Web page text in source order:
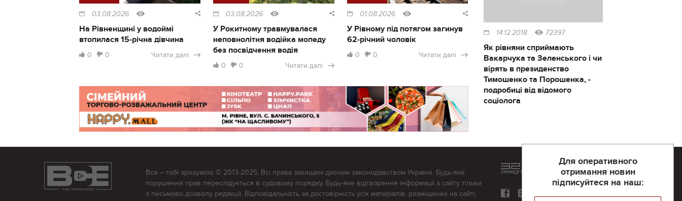
03.08.2026
На Рівненщині у водоймі
втопилася 15-річна дівчина
0 0 Читати далі
03.08.2026
У Рокитному травмувалася
неповнолітня водійка мопеду
без посвідчення водія
0 0 Читати далі
01.08.2026
У Рівному під потягом загинув
62-річний чоловік
0 0 Читати далі
14.12.2018 72397
Як рівняни сприймають
Вакарчука та Зеленського і чи
вірять в президенство
Тимошенко та Порошенка, -
подробиці від відомого
соціолога
Для оперативного
отримання новин
підписуйтеся на наш:
Все – тобі зрозуміло © 2013-2025. Всі права захищені діючим законодавством України. Будь-яке
порушення прав переслідується в судовому порядку. Будь-яке відтворення інформації з сайту тільки
з письмово дозволу редакції. Відповідальність за достовірність усіх матеріалів, розміщених на сайті,
Розроблений та підтримується
компанії 32х32